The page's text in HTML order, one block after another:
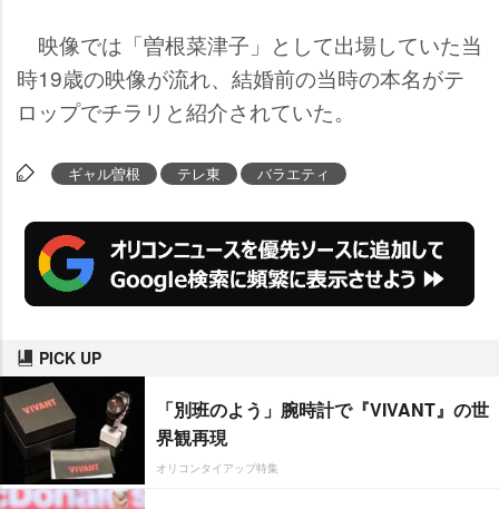
映像では「曽根菜津子」として出場していた当
時19歳の映像が流れ、結婚前の当時の本名がテ
ロップでチラリと紹介されていた。
ギャル曽根 テレ東 バラエティ
PICK UP
「別班のよう」腕時計で『VIVANT』の世
界観再現
オリコンタイアップ特集